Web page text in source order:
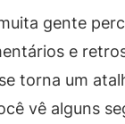
gente
e
torna um
vê alguns